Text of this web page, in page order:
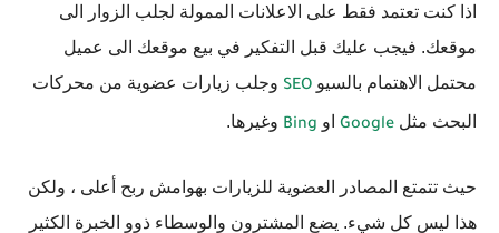
اذا كنت تعتمد فقط على الاعلانات الممولة لجلب الزوار الى
موقعك. فيجب عليك قبل التفكير في بيع موقعك الى عميل
محتمل الاهتمام بالسيو SEO وجلب زيارات عضوية من محركات
البحث مثل Google او Bing وغيرها.
حيث تتمتع المصادر العضوية للزيارات بهوامش ربح أعلى ، ولكن
هذا ليس كل شيء. يضع المشترون والوسطاء ذوو الخبرة الكثير